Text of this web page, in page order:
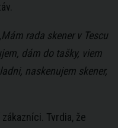
Mám rada skener v Tescu
dám do tašky, viem
naskenujem skener,
Tvrdia, že